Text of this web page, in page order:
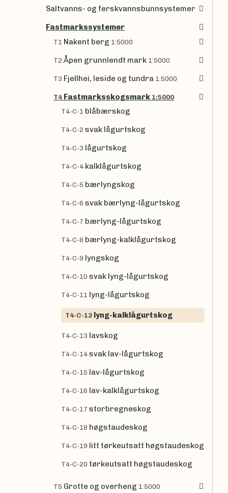
Saltvanns- og ferskvannsbunnsystemer
Fastmarkssystemer
T1 Nakent berg 1:5000
T2 Åpen grunnlendt mark 1:5000
T3 Fjellhei, leside og tundra 1:5000
T4 Fastmarksskogsmark 1:5000
T4-C-1 blåbærskog
T4-C-2 svak lågurtskog
T4-C-3 lågurtskog
T4-C-4 kalklågurtskog
T4-C-5 bærlyngskog
T4-C-6 svak bærlyng-lågurtskog
T4-C-7 bærlyng-lågurtskog
T4-C-8 bærlyng-kalklågurtskog
T4-C-9 lyngskog
T4-C-10 svak lyng-lågurtskog
T4-C-11 lyng-lågurtskog
T4-C-12 lyng-kalklågurtskog
T4-C-13 lavskog
T4-C-14 svak lav-lågurtskog
T4-C-15 lav-lågurtskog
T4-C-16 lav-kalklågurtskog
T4-C-17 storbregneskog
T4-C-18 høgstaudeskog
T4-C-19 litt tørkeutsatt høgstaudeskog
T4-C-20 tørkeutsatt høgstaudeskog
T5 Grotte og overheng 1:5000